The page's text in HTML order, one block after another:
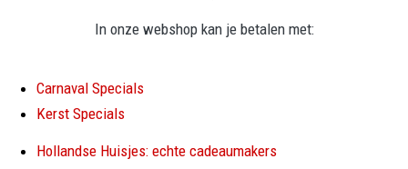
In onze webshop kan je betalen met:
Carnaval Specials
Kerst Specials
Hollandse Huisjes: echte cadeaumakers